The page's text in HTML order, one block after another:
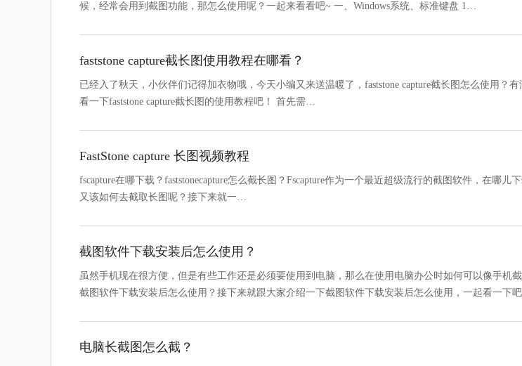
候，经常会用到截图功能，那怎么使用呢？一起来看看吧~ 一、Windows系统、标准键盘 1…
faststone capture截长图使用教程在哪看？
已经入了秋天，小伙伴们记得加衣物哦，今天小编又来送温暖了，faststone capture截长图怎么使用？
看一下faststone capture截长图的使用教程吧！ 首先需…
FastStone capture 长图视频教程
fscapture在哪下载？faststonecapture怎么截长图？Fscapture作为一个最近超级流行的截图软件，在哪儿下
又该如何去截取长图呢？接下来就一…
截图软件下载安装后怎么使用？
虽然手机现在很方便，但是有些工作还是必须要使用到电脑，那么在使用电脑办公时如何可以像手机
截图软件下载安装后怎么使用？接下来就跟大家介绍一下截图软件下载安装后怎么使用，一起看一下
电脑长截图怎么截？